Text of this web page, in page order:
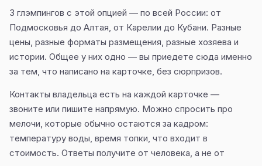
3 глэмпингов с этой опцией — по всей России: от
Подмосковья до Алтая, от Карелии до Кубани. Разные
цены, разные форматы размещения, разные хозяева и
истории. Общее у них одно — вы приедете сюда именно
за тем, что написано на карточке, без сюрпризов.
Контакты владельца есть на каждой карточке —
звоните или пишите напрямую. Можно спросить про
мелочи, которые обычно остаются за кадром:
температуру воды, время топки, что входит в
стоимость. Ответы получите от человека, а не от